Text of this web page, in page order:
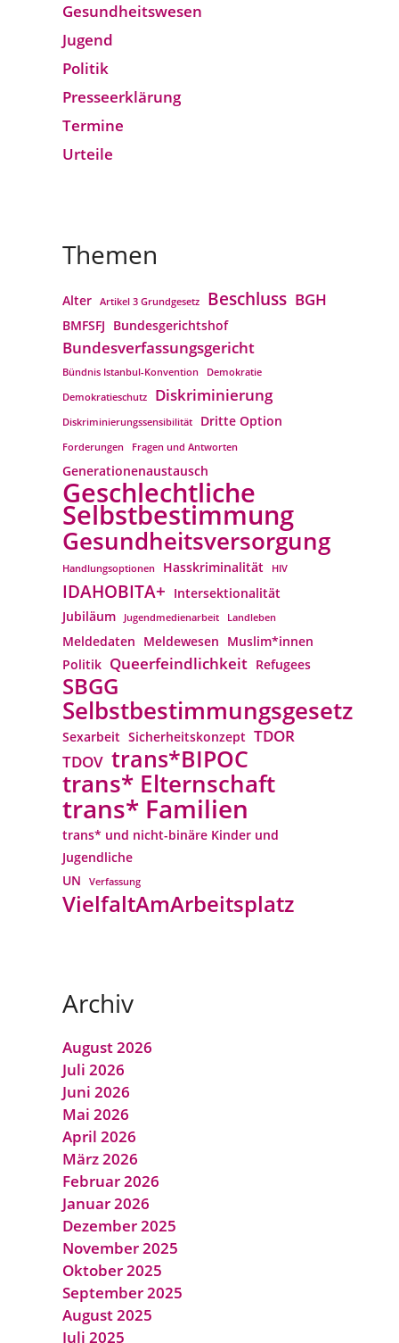
Gesund­heits­wesen
Jugend
Politik
Presseerklärung
Termine
Urteile
Themen
Alter Artikel 3 Grundgesetz Beschluss BGH
BMFSFJ Bundesgerichtshof
Bundesverfassungs­gericht
Bündnis Istanbul-Konvention
Demokratie
Demokratieschutz
Diskriminierung
Diskriminierungssensibilität Dritte Option
Forderungen Fragen und Antworten
Generationenaustausch
Geschlechtliche
Selbstbestimmung
Gesundheitsversorgung
Handlungsoptionen Hasskriminalität HIV
IDAHOBITA+ Intersektionalität
Jubiläum
Jugendmedienarbeit Landleben
Meldedaten Meldewesen Muslim*innen
Politik Queerfeindlichkeit Refugees
SBGG
Selbstbestimmungsgesetz
Sexarbeit Sicherheitskonzept TDOR
TDOV trans*BIPOC
trans* Elternschaft
trans* Familien
trans* und nicht-binäre Kinder und
Jugendliche
UN
Verfassung
VielfaltAmArbeitsplatz
Archiv
August 2026
Juli 2026
Juni 2026
Mai 2026
April 2026
März 2026
Februar 2026
Januar 2026
Dezember 2025
November 2025
Oktober 2025
September 2025
August 2025
Juli 2025